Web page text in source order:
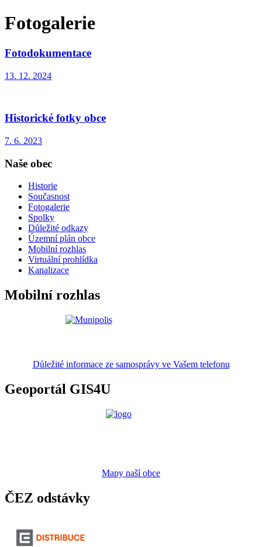
Fotogalerie
Fotodokumentace
13. 12. 2024
Historické fotky obce
7. 6. 2023
Naše obec
Historie
Současnost
Fotogalerie
Spolky
Důležité odkazy
Územní plán obce
Mobilní rozhlas
Virtuální prohlídka
Kanalizace
Mobilní rozhlas
Důležité informace ze samosprávy ve Vašem telefonu
Geoportál GIS4U
Mapy naší obce
ČEZ odstávky